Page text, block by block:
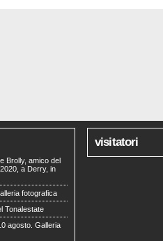
Brolly, amico del
a Derry, in
fotografica
Tonalestate
agosto. Galleria
visitatori